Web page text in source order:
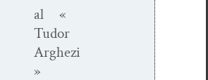
al «
Tudor
Arghezi
»